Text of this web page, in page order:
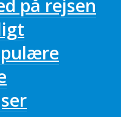
på rejsen